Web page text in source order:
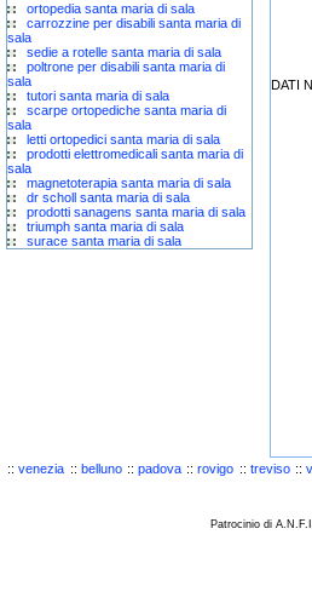
ortopedia santa maria di sala
carrozzine per disabili santa maria di
sala
sedie a rotelle santa maria di sala
poltrone per disabili santa maria di
sala
tutori santa maria di sala
scarpe ortopediche santa maria di
sala
letti ortopedici santa maria di sala
prodotti elettromedicali santa maria di
sala
magnetoterapia santa maria di sala
dr scholl santa maria di sala
prodotti sanagens santa maria di sala
triumph santa maria di sala
surace santa maria di sala
DATI
:: venezia :: belluno :: padova :: rovigo :: treviso ::
Patrocinio di